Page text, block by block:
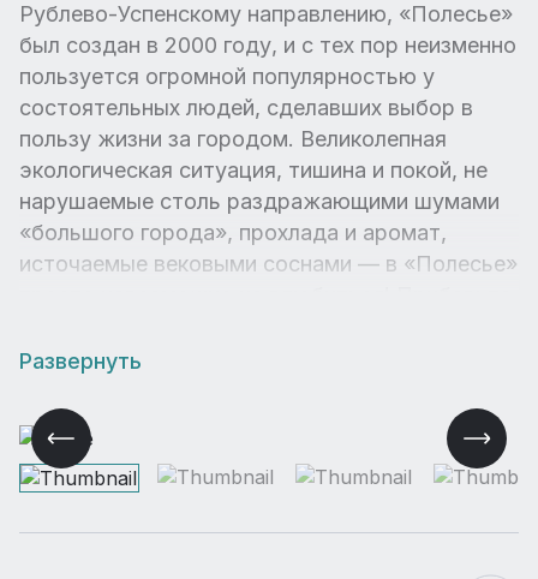
Рублево-Успенскому направлению, «Полесье»
был создан в 2000 году, и с тех пор неизменно
пользуется огромной популярностью у
состоятельных людей, сделавших выбор в
пользу жизни за городом. Великолепная
экологическая ситуация, тишина и покой, не
нарушаемые столь раздражающими шумами
«большого города», прохлада и аромат,
источаемые вековыми соснами — в «Полесье»
общественных зон, замечательные бытовые
поселка, и конечно же приятную и
доброжелательную социальную среду, и вы
поймете, что это место станет действительно
Развернуть